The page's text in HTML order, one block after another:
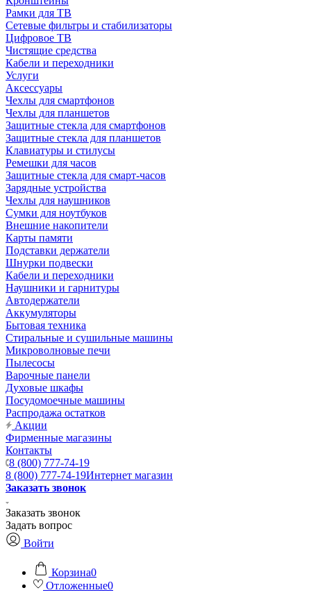
Рамки для ТВ
Сетевые фильтры и стабилизаторы
Цифровое ТВ
Чистящие средства
Кабели и переходники
Услуги
Аксессуары
Чехлы для смартфонов
Чехлы для планшетов
Защитные стекла для смартфонов
Защитные стекла для планшетов
Клавиатуры и стилусы
Ремешки для часов
Защитные стекла для смарт-часов
Зарядные устройства
Чехлы для наушников
Сумки для ноутбуков
Внешние накопители
Карты памяти
Подставки держатели
Шнурки подвески
Кабели и переходники
Наушники и гарнитуры
Автодержатели
Аккумуляторы
Бытовая техника
Стиральные и сушильные машины
Микроволновые печи
Пылесосы
Варочные панели
Духовые шкафы
Посудомоечные машины
Распродажа остатков
Акции
Фирменные магазины
Контакты
8 (800) 777-74-19
8 (800) 777-74-19Интернет магазин
Заказать звонок
Заказать звонок
Задать вопрос
Войти
Корзина0
Отложенные0